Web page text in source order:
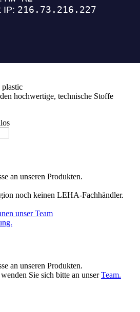
plastic
hochwertige, technische Stoffe
an unseren Produkten.
noch keinen LEHA-Fachhändler.
unser Team
an unseren Produkten.
Sie sich bitte an unserTeam.